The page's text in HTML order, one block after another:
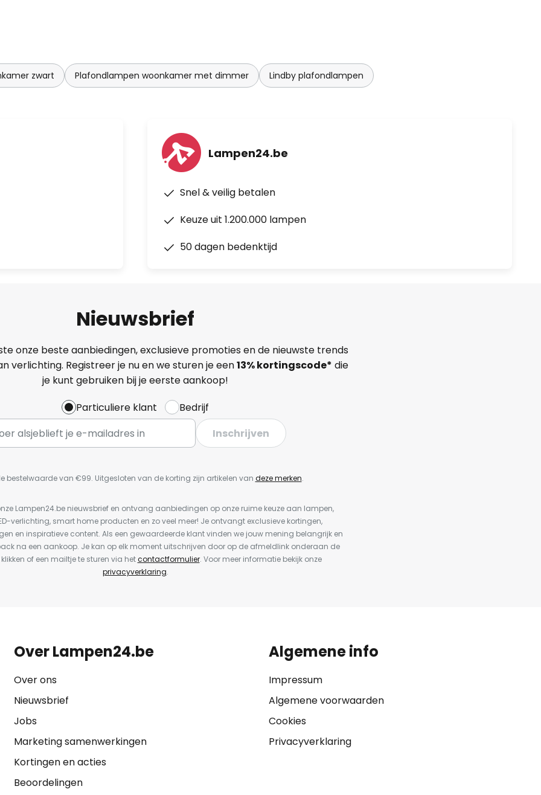
zwart Plafondlampen woonkamer met dimmer Lindby plafondlampen
Lampen24.be
Snel & veilig betalen
Keuze uit 1.200.000 lampen
50 dagen bedenktijd
Nieuwsbrief
onze beste aanbiedingen, exclusieve promoties en de nieuwste trends
verlichting. Registreer je nu en we sturen je een13%kortingscode* die
je kunt gebruiken bij je eerste aankoop!
Particuliere klant
Bedrijf
Inschrijven
bestelwaarde van €99. Uitgesloten van de korting zijn artikelen van deze merken.
Lampen24.be nieuwsbrief en ontvang aanbiedingen op onze ruime keuze aan lampen,
verlichting, smart home producten en zo veel meer! Je ontvangt exclusieve kortingen,
en inspiratieve content. Als een gewaardeerde klant vinden we jouw mening belangrijk en
na een aankoop. Je kan op elk moment uitschrijven door op de afmeldlink onderaan de
of een mailtje te sturen via hetcontactformulier. Voor meer informatie bekijk onze
privacyverklaring.
Over Lampen24.be
Over ons
Nieuwsbrief
Jobs
Marketing samenwerkingen
Kortingen en acties
Beoordelingen
Algemene info
Impressum
Algemene voorwaarden
Cookies
Privacyverklaring